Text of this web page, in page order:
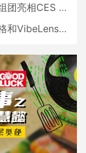
相CES 广受好评
共同推出全新耳机